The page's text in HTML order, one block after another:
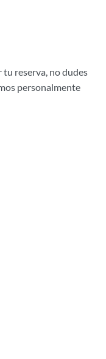
reserva, no dudes
personalmente